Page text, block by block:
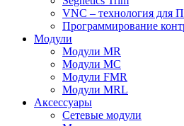
VNC – технология для
Программирование
Модули
Модули MR
Модули MC
Модули FMR
Модули MRL
Аксеcсуары
Сетевые модули